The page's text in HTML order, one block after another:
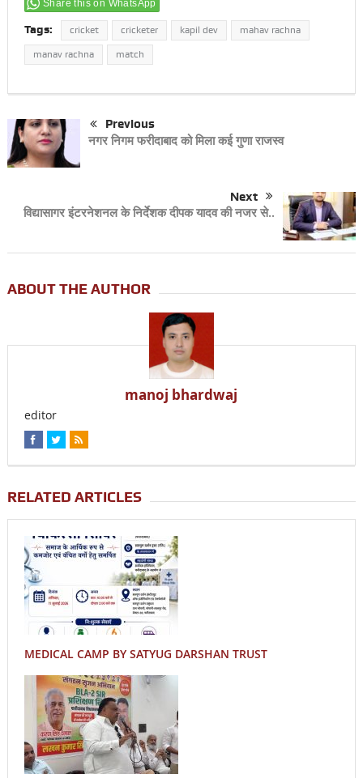
Share this on WhatsApp
Tags: cricket cricketer kapil dev mahav rachna
manav rachna match
Previous
नगर निगम फरीदाबाद को मिला कई गुणा राजस्व
Next
विद्यासागर इंटरनेशनल के निर्देशक दीपक यादव की नजर से..
ABOUT THE AUTHOR
manoj bhardwaj
editor
RELATED ARTICLES
MEDICAL CAMP BY SATYUG DARSHAN TRUST